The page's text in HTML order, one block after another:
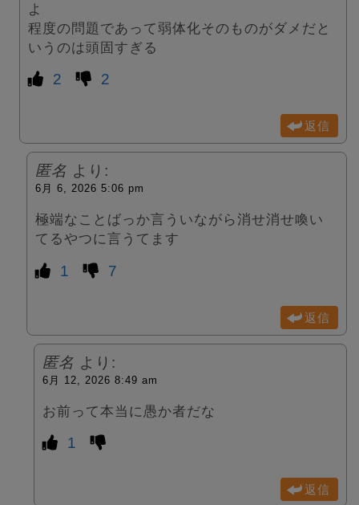
よ
程度の問題であって弱体化そのものがダメだと
いうのは頭固すぎる
2 2
返信
匿名 より:
6月 6, 2026 5:06 pm
極端なことばっか言ういながら消せ消せ喚い
てるやつに言うてます
1 7
返信
匿名 より:
6月 12, 2026 8:49 am
お前って本当に愚か者だな
1
返信